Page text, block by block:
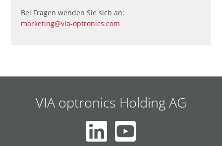
Bei Fragen wenden Sie sich an:
marketing@via-optronics.com
VIA optronics Holding AG